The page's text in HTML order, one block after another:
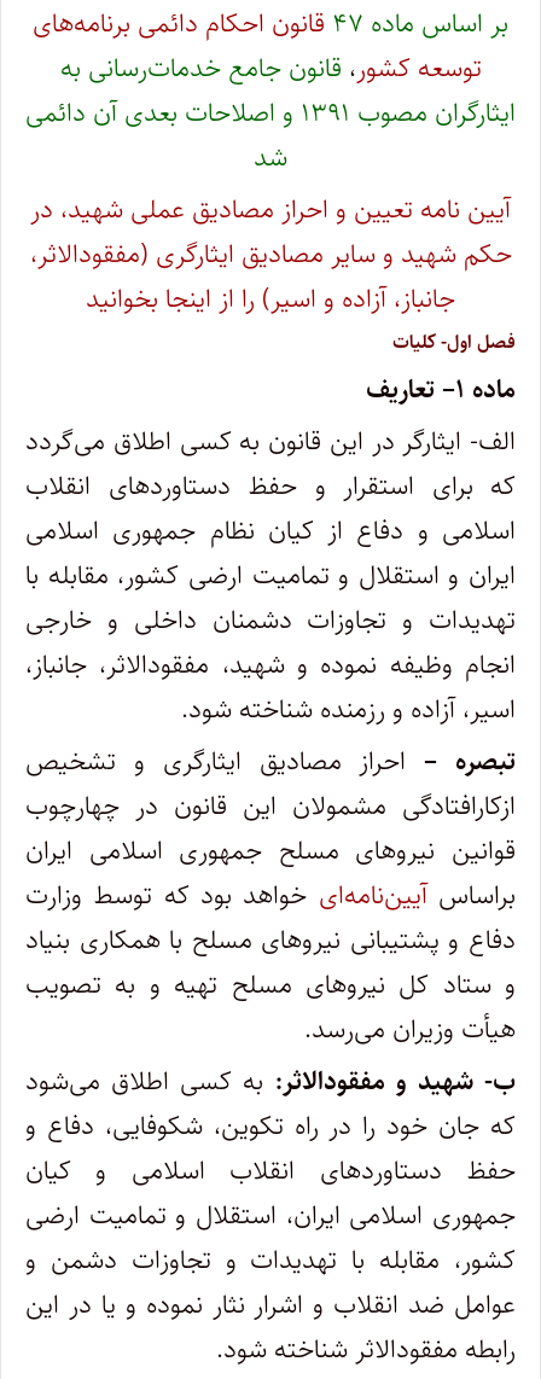
بر اساس ماده ۴۷
قانون احکام دائمی برنامه‌های
توسعه کشور، قانون جامع خدمات‌رسانی به
ایثارگران مصوب ۱۳۹۱ و اصلاحات بعدی آن دائمی
شد
آیین نامه تعیین و احراز مصادیق عملی شهید، در
حکم شهید و سایر مصادیق ایثارگری (مفقودالاثر،
جانباز، آزاده و اسیر) را از اینجا بخوانید
فصل اول- کلیات
ماده ۱– تعاریف
الف- ایثارگر در این قانون به کسی اطلاق می‌گردد
که برای استقرار و حفظ دستاوردهای انقلاب
اسلامی و دفاع از کیان نظام جمهوری اسلامی
ایران و استقلال و تمامیت ارضی کشور، مقابله با
تهدیدات و تجاوزات دشمنان داخلی و خارجی
انجام وظیفه نموده و شهید، مفقودالاثر، جانباز،
اسیر، آزاده و رزمنده شناخته شود.
تبصره –احراز مصادیق ایثارگری و تشخیص
ازکارافتادگی مشمولان این قانون در چهارچوب
قوانین نیروهای مسلح جمهوری اسلامی ایران
براساسآیین‌نامه‌ای خواهد بود که توسط وزارت
دفاع و پشتیبانی نیروهای مسلح با همکاری بنیاد
و ستاد کل نیروهای مسلح تهیه و به تصویب
هیأت وزیران می‌رسد.
ب- شهید و مفقودالاثر: به کسی اطلاق می‌شود
که جان خود را در راه تکوین، شکوفایی، دفاع و
حفظ دستاوردهای انقلاب اسلامی و کیان
جمهوری اسلامی ایران، استقلال و تمامیت ارضی
کشور، مقابله با تهدیدات و تجاوزات دشمن و
عوامل ضد انقلاب و اشرار نثار نموده و یا در این
رابطه مفقودالاثر شناخته شود.